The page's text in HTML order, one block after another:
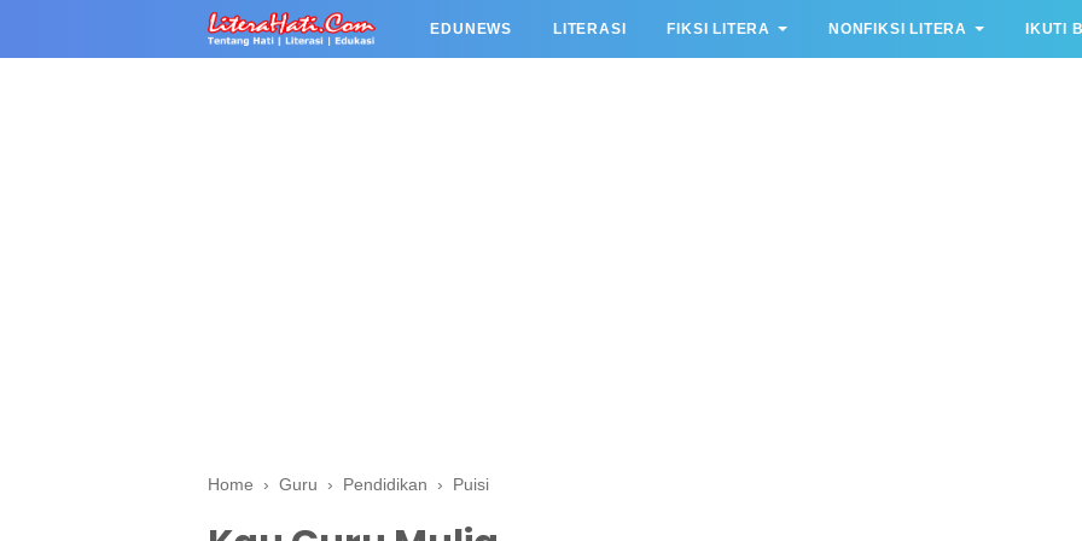
EDUNEWS LITERASI FIKSI LITERA NONFIKSI LITERA IKUTI
Home › Guru › Pendidikan › Puisi